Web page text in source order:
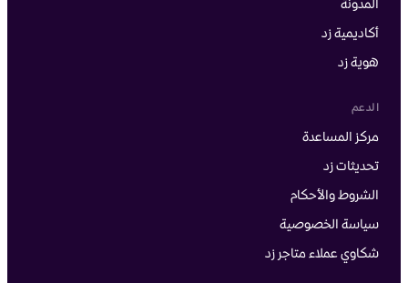
المدونة
أكاديمية زد
هوية زد
الدعم
مركز المساعدة
تحديثات زد
الشروط والأحكام
سياسة الخصوصية
شكاوي عملاء متاجر زد